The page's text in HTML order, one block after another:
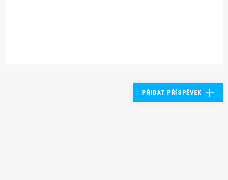
PŘIDAT PŘÍSPĚVEK